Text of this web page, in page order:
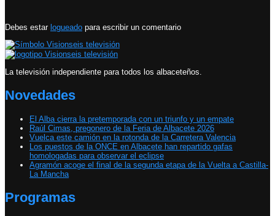
Debes estar logueado para escribir un comentario
La televisión independiente para todos los albaceteños.
Novedades
El Alba cierra la pretemporada con un triunfo y un empate
Raúl Cimas, pregonero de la Feria de Albacete 2026
Vuelca este camión en la rotonda de la Carretera Valencia
Los puestos de la ONCE en Albacete han repartido gafas
homologadas para observar el eclipse
Agramón acoge el final de la segunda etapa de la Vuelta a Castilla-
La Mancha
Programas